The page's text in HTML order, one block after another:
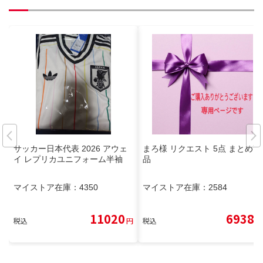
サッカー日本代表 2026 アウェ
イ レプリカユニフォーム半袖
マイストア在庫： 4350
税込 11020円
まろ様 リクエスト 5点 まとめ商
品
マイストア在庫： 2584
税込 6938